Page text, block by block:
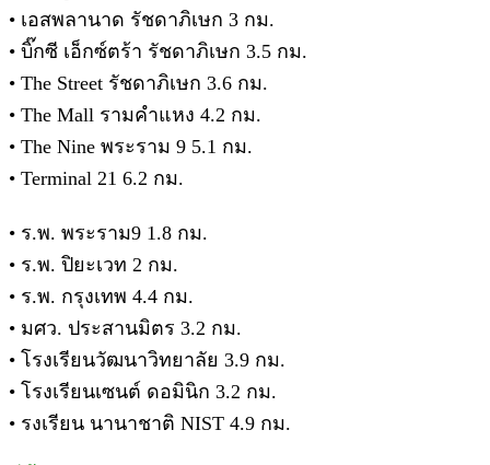
• เอสพลานาด รัชดาภิเษก 3 กม.
• บิ๊กซี เอ็กซ์ตร้า รัชดาภิเษก 3.5 กม.
• The Street รัชดาภิเษก 3.6 กม.
• The Mall รามคําแหง 4.2 กม.
• The Nine พระราม 9 5.1 กม.
• Terminal 21 6.2 กม.
• ร.พ. พระราม9 1.8 กม.
• ร.พ. ปิยะเวท 2 กม.
• ร.พ. กรุงเทพ 4.4 กม.
• มศว. ประสานมิตร 3.2 กม.
• โรงเรียนวัฒนาวิทยาลัย 3.9 กม.
• โรงเรียนเซนต์ ดอมินิก 3.2 กม.
• รงเรียน นานาชาติ NIST 4.9 กม.